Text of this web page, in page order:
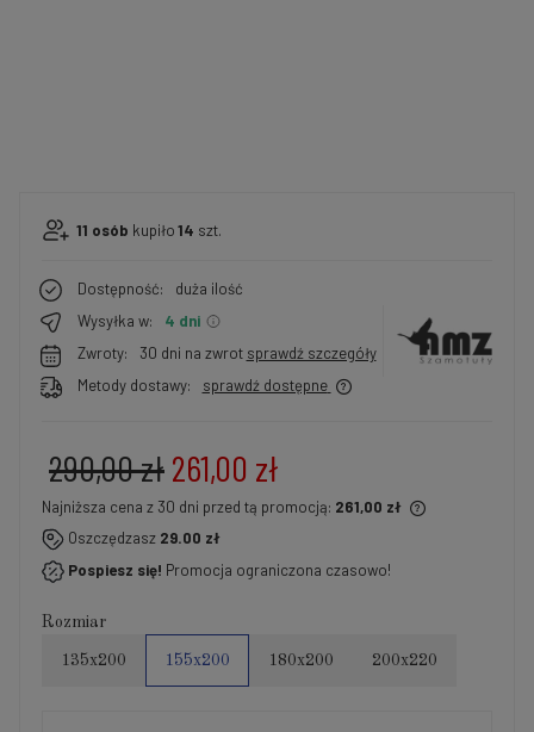
11 osób kupiło14 szt.
Dostępność:
duża ilość
Wysyłka w:
4 dni
Zwroty:
30 dni na zwrot sprawdź szczegóły
Metody dostawy:
sprawdź dostępne
261,00 zł
290,00 zł
Najniższa cena z 30 dni przed tą promocją: 261,00 zł
Jeżeli produkt jest sprzedawany krócej niż 30 dni,
wyświetlana jest najniższa cena od momentu, kiedy
produkt pojawił się w sprzedaży.
Oszczędzasz 29.00 zł
Pospiesz się! Promocja ograniczona czasowo!
Rozmiar
135x200 155x200 180x200 200x220